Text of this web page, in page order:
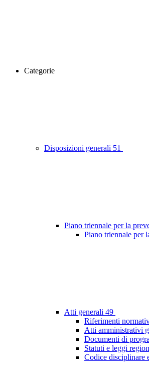
Categorie
Disposizioni generali 51
Piano triennale per la
Piano triennale per
Atti generali 49
Riferimenti
Atti amministrativi
Documenti di
Statuti e leggi
Codice disciplinare